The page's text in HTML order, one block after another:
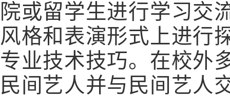
院或留学生进行学习交
风格和表演形式上进行
专业技术技巧。在校外
民间艺人并与民间艺人